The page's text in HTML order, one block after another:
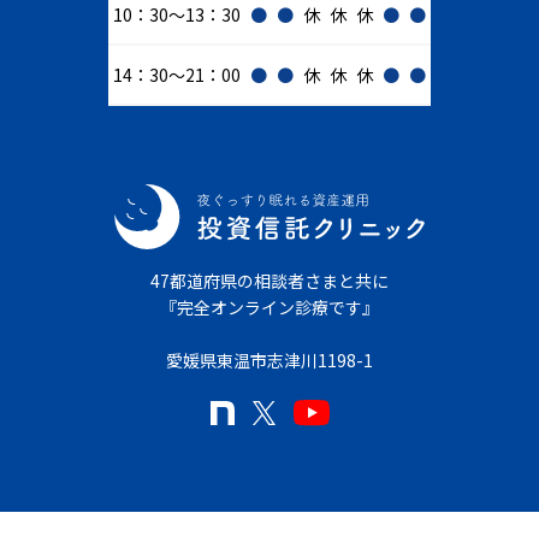
10：30～13：30 ● ● 休 休 休 ● ●
14：30～21：00 ● ● 休 休 休 ● ●
47都道府県の相談者さまと共に
『完全オンライン診療です』
愛媛県東温市志津川1198-1